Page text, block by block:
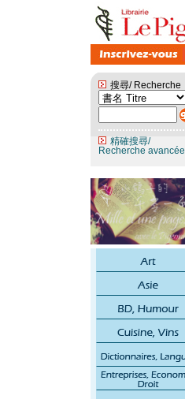
搜尋/ Recherche
精確搜尋/
Recherche avancée